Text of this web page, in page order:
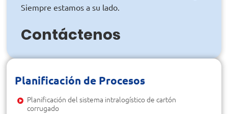
Siempre estamos a su lado.
Contáctenos
Planificación de Procesos
Planificación del sistema intralogístico de cartón
corrugado